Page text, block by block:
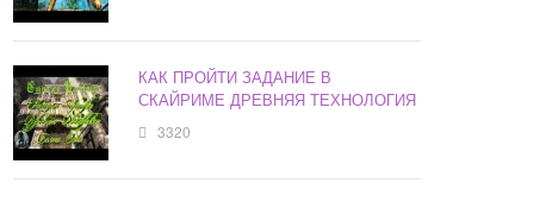
КАК ПРОЙТИ ЗАДАНИЕ В
СКАЙРИМЕ ДРЕВНЯЯ ТЕХНОЛОГИЯ
3320